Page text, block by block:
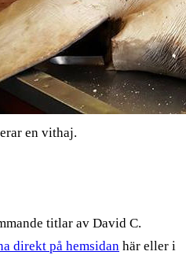
en vithaj.
titlar av David C.
direkt på hemsidan här eller i